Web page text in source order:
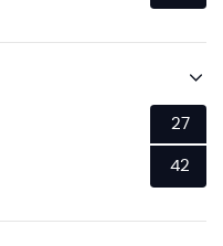
27
42